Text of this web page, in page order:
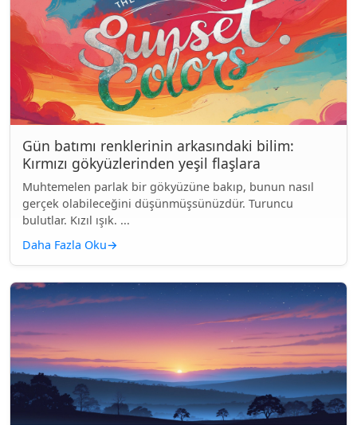
Gün batımı renklerinin arkasındaki bilim:
Kırmızı gökyüzlerinden yeşil flaşlara
Muhtemelen parlak bir gökyüzüne bakıp, bunun nasıl
gerçek olabileceğini düşünmüşsünüzdür. Turuncu
bulutlar. Kızıl ışık. ...
Daha Fazla Oku→